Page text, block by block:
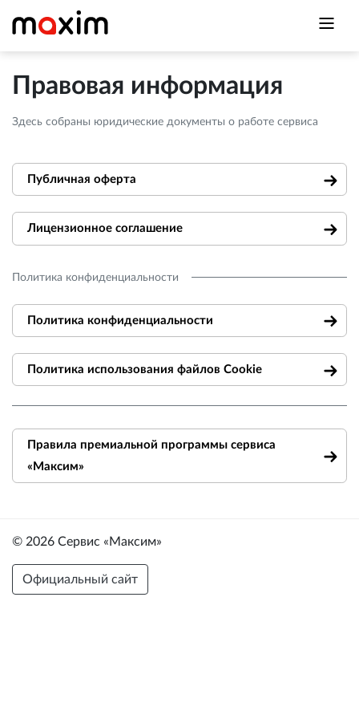
© 2026 Сервис «Максим»
Официальный сайт
Правовая информация
Здесь собраны юридические документы о работе сервиса
Публичная оферта
Лицензионное соглашение
Политика конфиденциальности
Политика конфиденциальности
Политика использования файлов Cookie
Правила премиальной программы сервиса
«Максим»